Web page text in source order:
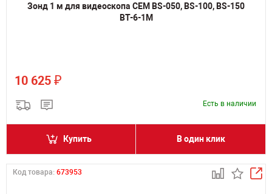
Зонд 1 м для видеоскопа CEM BS-050, BS-100, BS-150
BT-6-1М
10 625 ₽
Есть в наличии
Купить В один клик
Код товара: 673953